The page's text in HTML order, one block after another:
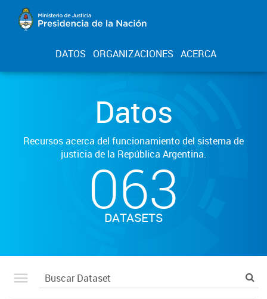
DATOS ORGANIZACIONES ACERCA
Datos
Recursos acerca del funcionamiento del sistema de
justicia de la República Argentina.
063
DATASETS